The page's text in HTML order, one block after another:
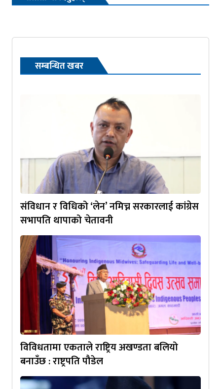
सम्बन्धित खबर
संविधान र विधिको ‘लेन’ नमिच्न सरकारलाई कांग्रेस
सभापति थापाको चेतावनी
विविधतामा एकताले राष्ट्रिय अखण्डता बलियो
बनाउँछ : राष्ट्रपति पौडेल